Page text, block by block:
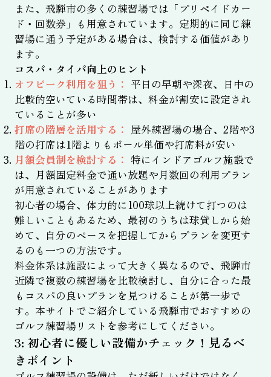
また、飛騨市の多くの練習場では「プリペイドカー
ド・回数券」も用意されています。定期的に同じ練
習場に通う予定がある場合は、検討する価値があり
ます。
コスパ・タイパ向上のヒント
オフピーク利用を狙う： 平日の早朝や深夜、日中の
比較的空いている時間帯は、料金が割安に設定され
ていることが多い
打席の階層を活用する： 屋外練習場の場合、2階や3
階の打席は1階よりもボール単価や打席料が安い
月額会員制を検討する： 特にインドアゴルフ施設で
は、月額固定料金で通い放題や月数回の利用プラン
が用意されていることがあります
初心者の場合、体力的に100球以上続けて打つのは
難しいこともあるため、最初のうちは球貸しから始
めて、自分のペースを把握してからプランを変更す
るのも一つの方法です。
料金体系は施設によって大きく異なるので、飛騨市
近隣で複数の練習場を比較検討し、自分に合った最
もコスパの良いプランを見つけることが第一歩で
す。本サイトでご紹介している飛騨市でおすすめの
ゴルフ練習場リストを参考にしてください。
3: 初心者に優しい設備かチェック！見るべ
きポイント